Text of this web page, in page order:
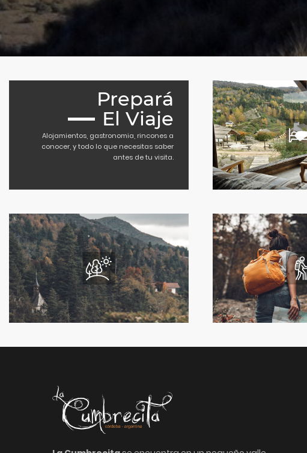
Prepará
El Viaje
Alojamientos, gastronomia, rincones a
conocer, y todo lo que necesitas saber
antes de tu visita.